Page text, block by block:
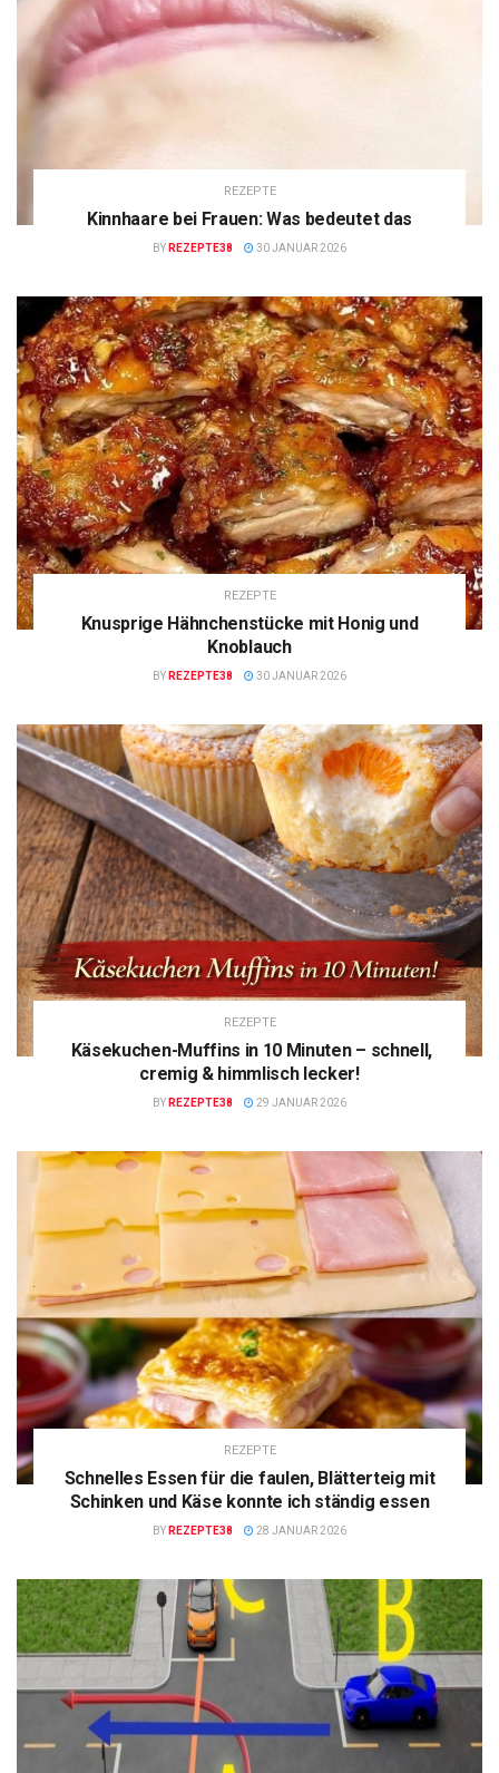
REZEPTE
Kinnhaare bei Frauen: Was bedeutet das
BY REZEPTE38 30 JANUAR 2026
REZEPTE
Knusprige Hähnchenstücke mit Honig und
Knoblauch
BY REZEPTE38 30 JANUAR 2026
REZEPTE
Käsekuchen-Muffins in 10 Minuten – schnell,
cremig & himmlisch lecker!
BY REZEPTE38 29 JANUAR 2026
REZEPTE
Schnelles Essen für die faulen, Blätterteig mit
Schinken und Käse konnte ich ständig essen
BY REZEPTE38 28 JANUAR 2026